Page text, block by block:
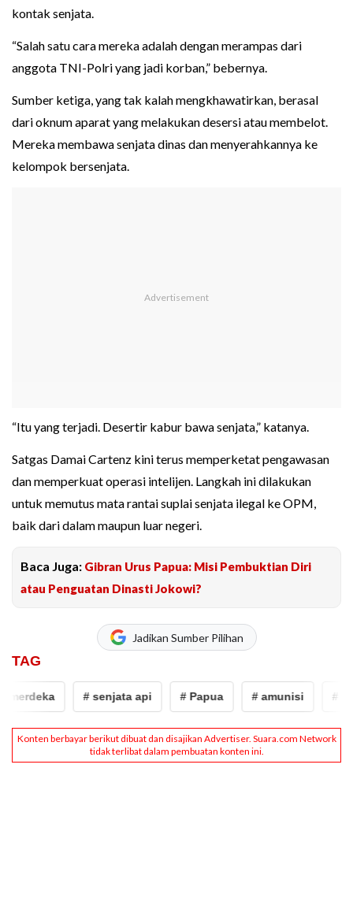
kontak senjata.
“Salah satu cara mereka adalah dengan merampas dari
anggota TNI-Polri yang jadi korban,” bebernya.
Sumber ketiga, yang tak kalah mengkhawatirkan, berasal
dari oknum aparat yang melakukan desersi atau membelot.
Mereka membawa senjata dinas dan menyerahkannya ke
kelompok bersenjata.
“Itu yang terjadi. Desertir kabur bawa senjata,” katanya.
Satgas Damai Cartenz kini terus memperketat pengawasan
dan memperkuat operasi intelijen. Langkah ini dilakukan
untuk memutus mata rantai suplai senjata ilegal ke OPM,
baik dari dalam maupun luar negeri.
Baca Juga: Gibran Urus Papua: Misi Pembuktian Diri
atau Penguatan Dinasti Jokowi?
Jadikan Sumber Pilihan
TAG
# senjata api # Papua # amunisi #